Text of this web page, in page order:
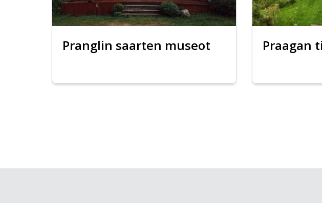
Pranglin saarten museot Praagan